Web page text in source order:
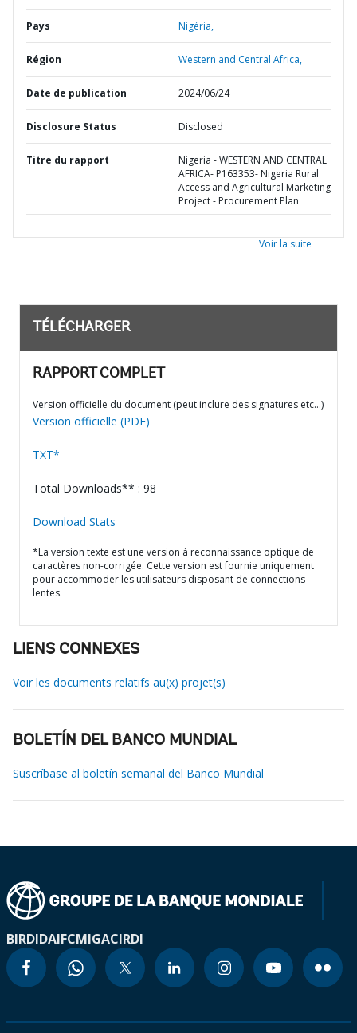
Pays Nigéria,
Région Western and Central Africa,
Date de publication 2024/06/24
Disclosure Status Disclosed
Titre du rapport
Nigeria - WESTERN AND CENTRAL
AFRICA- P163353- Nigeria Rural
Access and Agricultural Marketing
Project - Procurement Plan
Voir la suite
TÉLÉCHARGER
RAPPORT COMPLET
Version officielle du document (peut inclure des signatures etc…)
Version officielle (PDF)
TXT*
Total Downloads** : 98
Download Stats
*La version texte est une version à reconnaissance optique de
caractères non-corrigée. Cette version est fournie uniquement
pour accommoder les utilisateurs disposant de connections
lentes.
LIENS CONNEXES
Voir les documents relatifs au(x) projet(s)
BOLETÍN DEL BANCO MUNDIAL
Suscríbase al boletín semanal del Banco Mundial
BIRDIDAIFCMIGACIRDI